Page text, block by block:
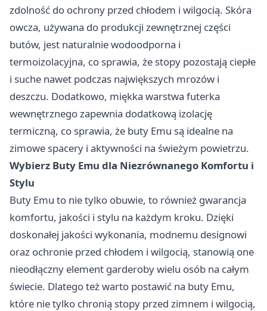
zdolność do ochrony przed chłodem i wilgocią. Skóra
owcza, używana do produkcji zewnętrznej części
butów, jest naturalnie wodoodporna i
termoizolacyjna, co sprawia, że stopy pozostają ciepłe
i suche nawet podczas największych mrozów i
deszczu. Dodatkowo, miękka warstwa futerka
wewnętrznego zapewnia dodatkową izolację
termiczną, co sprawia, że buty Emu są idealne na
zimowe spacery i aktywności na świeżym powietrzu.
Wybierz Buty Emu dla Niezrównanego Komfortu i
Stylu
Buty Emu to nie tylko obuwie, to również gwarancja
komfortu, jakości i stylu na każdym kroku. Dzięki
doskonałej jakości wykonania, modnemu designowi
oraz ochronie przed chłodem i wilgocią, stanowią one
nieodłączny element garderoby wielu osób na całym
świecie. Dlatego też warto postawić na buty Emu,
które nie tylko chronią stopy przed zimnem i wilgocią,